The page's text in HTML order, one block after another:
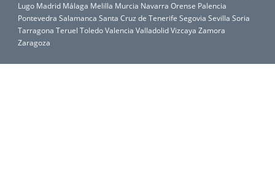
Lugo Madrid Málaga Melilla Murcia Navarra Orense Palencia
Pontevedra Salamanca Santa Cruz de Tenerife Segovia Sevilla Soria
Tarragona Teruel ToledoValencia ValladolidVizcaya Zamora
Zaragoza